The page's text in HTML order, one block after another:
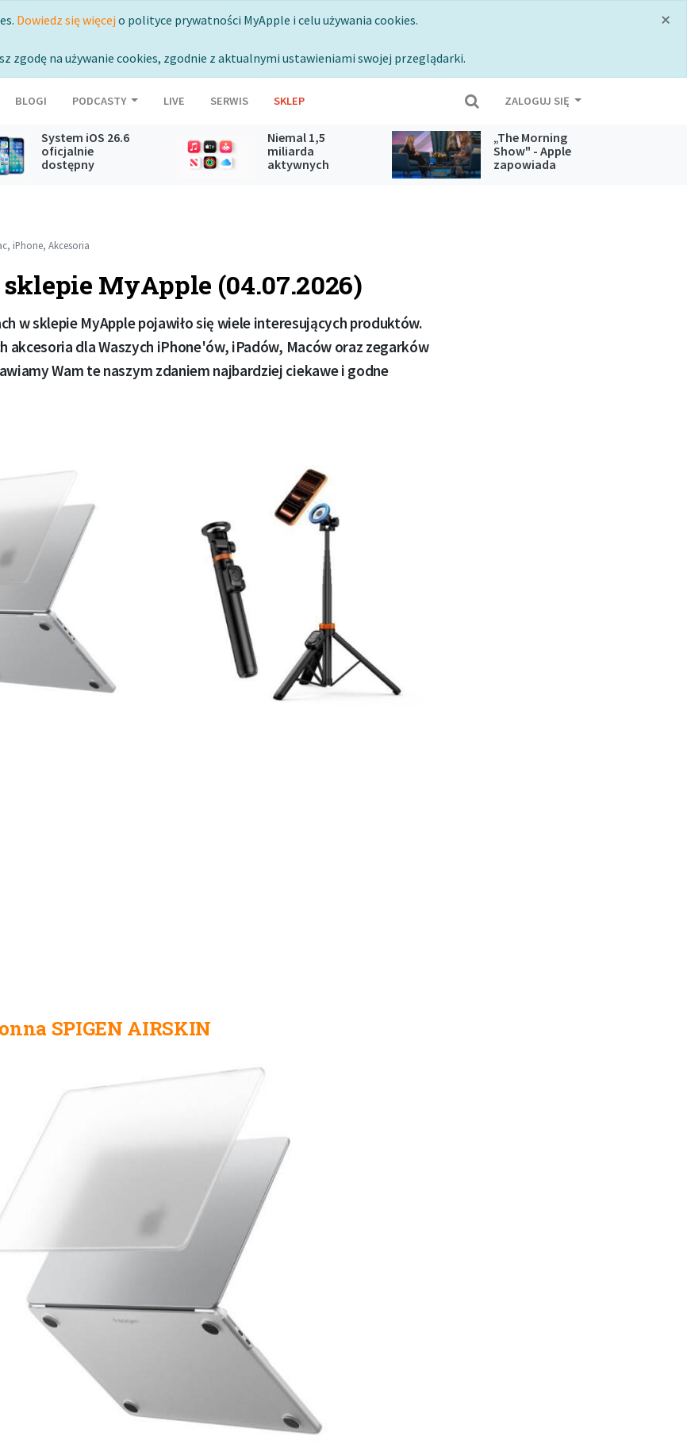
×
Dowiedz się więcej o polityce prywatności MyApple i celu używania cookies.
zgodę na używanie cookies, zgodnie z aktualnymi ustawieniami swojej przeglądarki.
BLOGI PODCASTY LIVE SERWIS SKLEP ZALOGUJ SIĘ
System iOS 26.6
oficjalnie
dostępny
Niemal 1,5
miliarda
aktywnych
„The Morning
Show" - Apple
zapowiada
, iPhone, Akcesoria
MyApple (04.07.2026)
w sklepie MyApple pojawiło się wiele interesujących produktów.
akcesoria dla Waszych iPhone'ów, iPadów, Maców oraz zegarków
Wam te naszym zdaniem najbardziej ciekawe i godne
SPIGEN AIRSKIN